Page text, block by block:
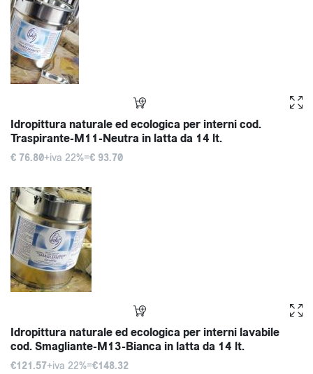
Idropittura naturale ed ecologica per interni cod.
Traspirante-M11-Neutra in latta da 14 lt.
€ 76.80+iva 22%=€ 93.70
Idropittura naturale ed ecologica per interni lavabile
cod. Smagliante-M13-Bianca in latta da 14 lt.
€121.57+iva 22%=€148.32